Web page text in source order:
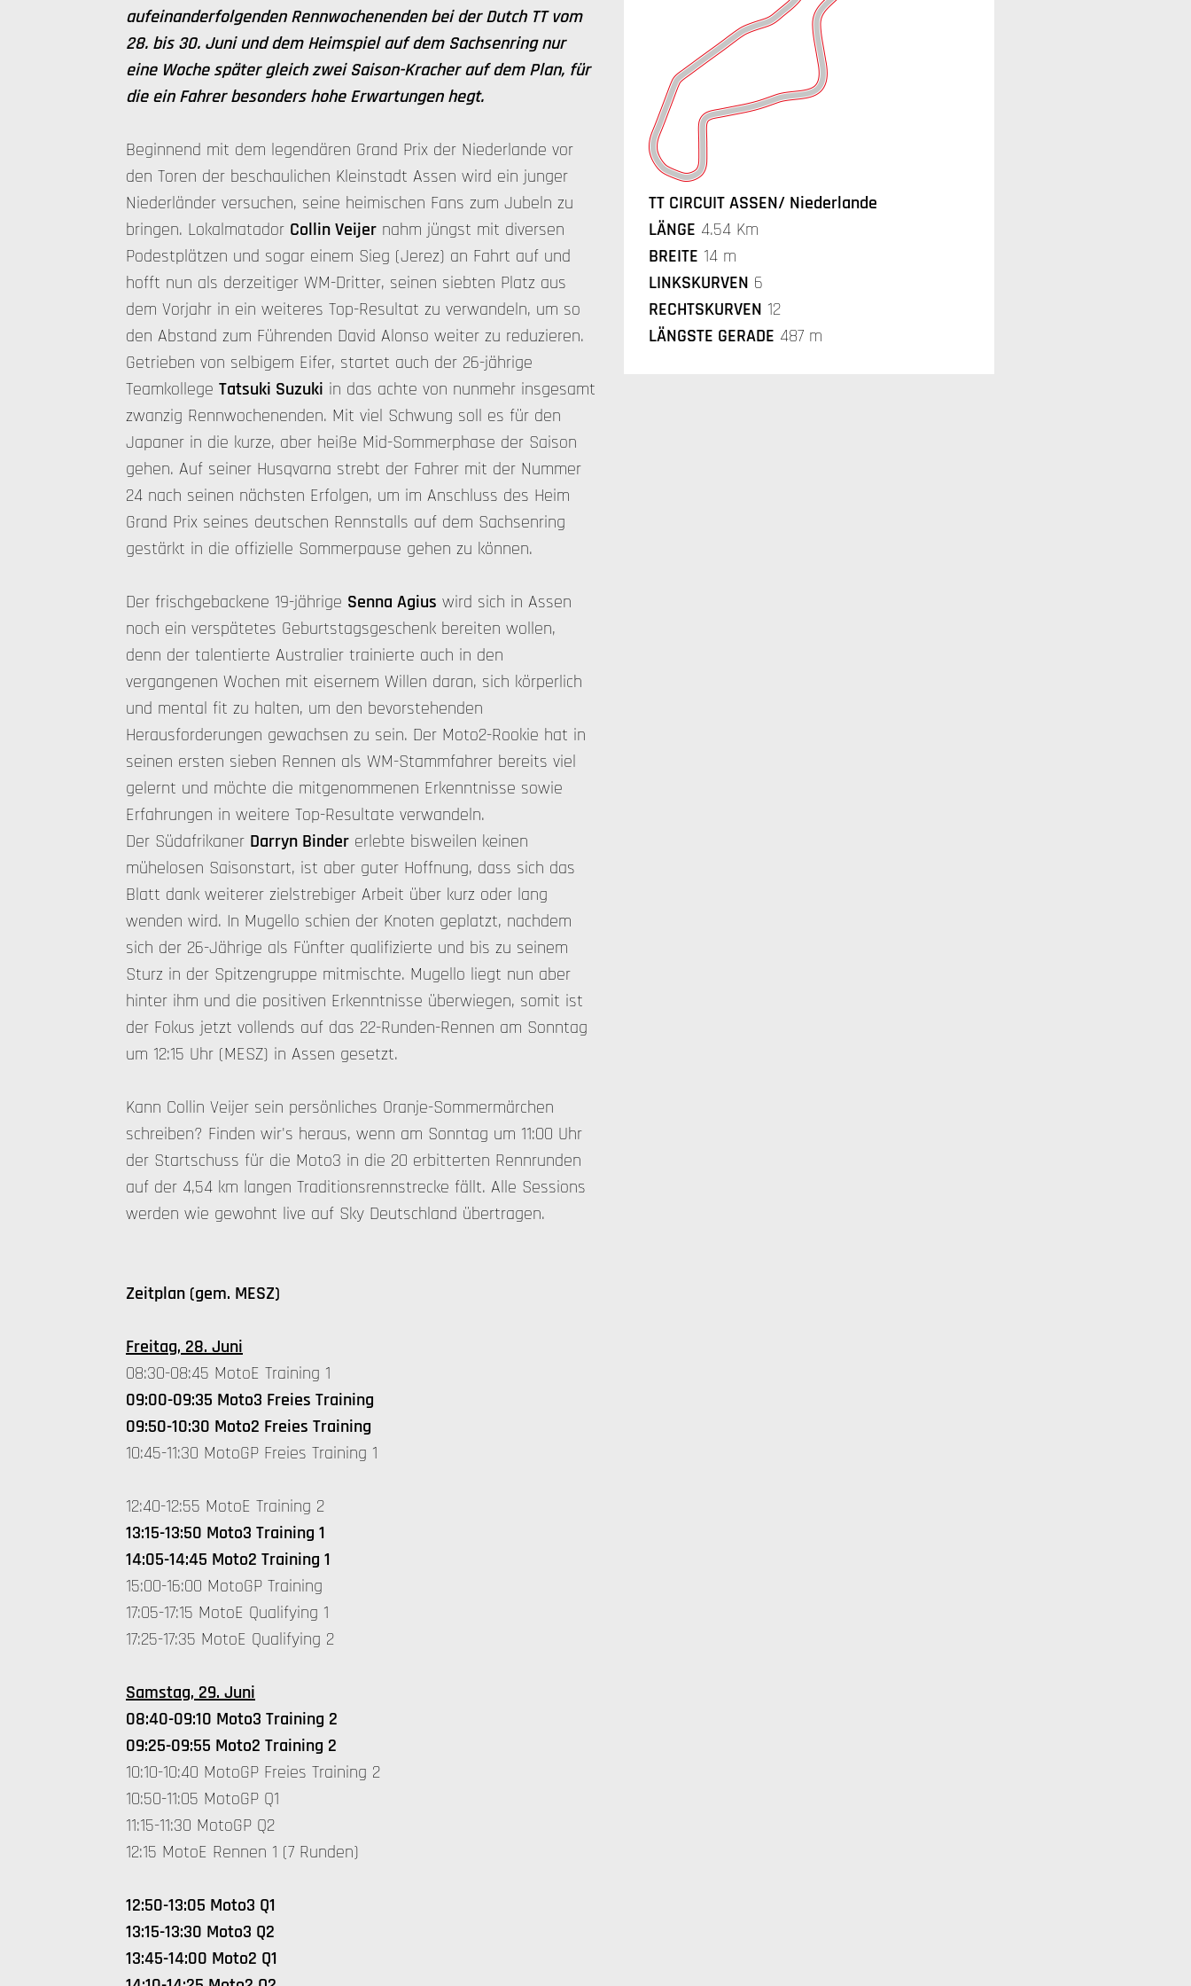
aufeinanderfolgenden Rennwochenenden bei der Dutch TT vom
28. bis 30. Juni und dem Heimspiel auf dem Sachsenring nur
eine Woche später gleich zwei Saison-Kracher auf dem Plan, für
die ein Fahrer besonders hohe Erwartungen hegt.
Beginnend mit dem legendären Grand Prix der Niederlande vor
den Toren der beschaulichen Kleinstadt Assen wird ein junger
Niederländer versuchen, seine heimischen Fans zum Jubeln zu
bringen. Lokalmatador Collin Veijer nahm jüngst mit diversen
Podestplätzen und sogar einem Sieg (Jerez) an Fahrt auf und
hofft nun als derzeitiger WM-Dritter, seinen siebten Platz aus
dem Vorjahr in ein weiteres Top-Resultat zu verwandeln, um so
den Abstand zum Führenden David Alonso weiter zu reduzieren.
Getrieben von selbigem Eifer, startet auch der 26-jährige
Teamkollege Tatsuki Suzuki in das achte von nunmehr insgesamt
zwanzig Rennwochenenden. Mit viel Schwung soll es für den
Japaner in die kurze, aber heiße Mid-Sommerphase der Saison
gehen. Auf seiner Husqvarna strebt der Fahrer mit der Nummer
24 nach seinen nächsten Erfolgen, um im Anschluss des Heim
Grand Prix seines deutschen Rennstalls auf dem Sachsenring
gestärkt in die offizielle Sommerpause gehen zu können.
Der frischgebackene 19-jährige Senna Agius wird sich in Assen
noch ein verspätetes Geburtstagsgeschenk bereiten wollen,
denn der talentierte Australier trainierte auch in den
vergangenen Wochen mit eisernem Willen daran, sich körperlich
und mental fit zu halten, um den bevorstehenden
Herausforderungen gewachsen zu sein. Der Moto2-Rookie hat in
seinen ersten sieben Rennen als WM-Stammfahrer bereits viel
gelernt und möchte die mitgenommenen Erkenntnisse sowie
Erfahrungen in weitere Top-Resultate verwandeln.
Der Südafrikaner Darryn Binder erlebte bisweilen keinen
mühelosen Saisonstart, ist aber guter Hoffnung, dass sich das
Blatt dank weiterer zielstrebiger Arbeit über kurz oder lang
wenden wird. In Mugello schien der Knoten geplatzt, nachdem
sich der 26-Jährige als Fünfter qualifizierte und bis zu seinem
Sturz in der Spitzengruppe mitmischte. Mugello liegt nun aber
hinter ihm und die positiven Erkenntnisse überwiegen, somit ist
der Fokus jetzt vollends auf das 22-Runden-Rennen am Sonntag
um 12:15 Uhr (MESZ) in Assen gesetzt.
Kann Collin Veijer sein persönliches Oranje-Sommermärchen
schreiben? Finden wir's heraus, wenn am Sonntag um 11:00 Uhr
der Startschuss für die Moto3 in die 20 erbitterten Rennrunden
auf der 4,54 km langen Traditionsrennstrecke fällt. Alle Sessions
werden wie gewohnt live auf Sky Deutschland übertragen.
Zeitplan (gem. MESZ)
Freitag, 28. Juni
08:30-08:45 MotoE Training 1
09:00-09:35 Moto3 Freies Training
09:50-10:30 Moto2 Freies Training
10:45-11:30 MotoGP Freies Training 1
12:40-12:55 MotoE Training 2
13:15-13:50 Moto3 Training 1
14:05-14:45 Moto2 Training 1
15:00-16:00 MotoGP Training
17:05-17:15 MotoE Qualifying 1
17:25-17:35 MotoE Qualifying 2
Samstag, 29. Juni
08:40-09:10 Moto3 Training 2
09:25-09:55 Moto2 Training 2
10:10-10:40 MotoGP Freies Training 2
10:50-11:05 MotoGP Q1
11:15-11:30 MotoGP Q2
12:15 MotoE Rennen 1 (7 Runden)
12:50-13:05 Moto3 Q1
13:15-13:30 Moto3 Q2
13:45-14:00 Moto2 Q1
TT CIRCUIT ASSEN/ Niederlande
LÄNGE 4.54 Km
BREITE 14 m
LINKSKURVEN 6
RECHTSKURVEN 12
LÄNGSTE GERADE 487 m